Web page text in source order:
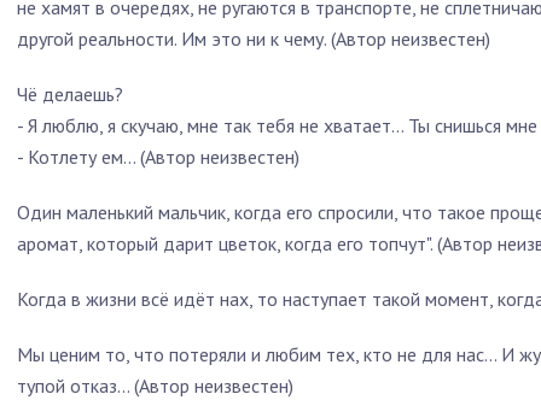
не хамят в очередях, не ругаются в транспорте, не
другой реальности. Им это ни к чему. (Автор неизвестен)
Чё делаешь?
- Я люблю, я скучаю, мне так тебя не хватает... Ты снишься
- Котлету ем... (Автор неизвестен)
Один маленький мальчик, когда его спросили, что такое
аромат, который дарит цветок, когда его топчут". (Автор
Когда в жизни всё идёт нах, то наступает такой момент,
Мы ценим то, что потеряли и любим тех, кто не для нас... И
тупой отказ... (Автор неизвестен)